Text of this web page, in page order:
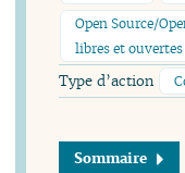
Open Source/
libres et ouvertes
Type d’action
Sommaire